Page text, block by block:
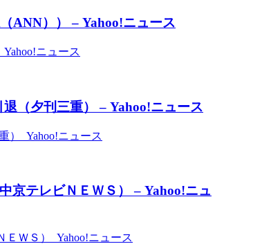
ANN）） – Yahoo!ニュース
ニュース
（夕刊三重） – Yahoo!ニュース
） Yahoo!ニュース
京テレビＮＥＷＳ） – Yahoo!ニュ
ＥＷＳ） Yahoo!ニュース